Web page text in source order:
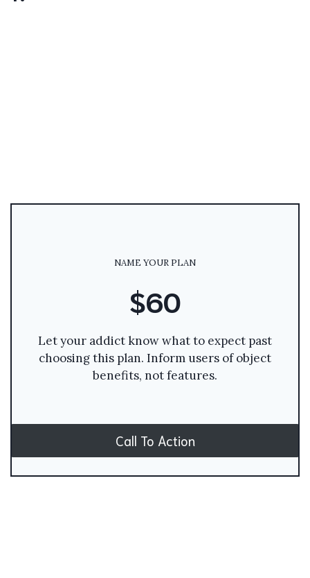
NAME YOUR PLAN
$60
Let your addict know what to expect past
choosing this plan. Inform users of object
benefits, not features.
Call To Action